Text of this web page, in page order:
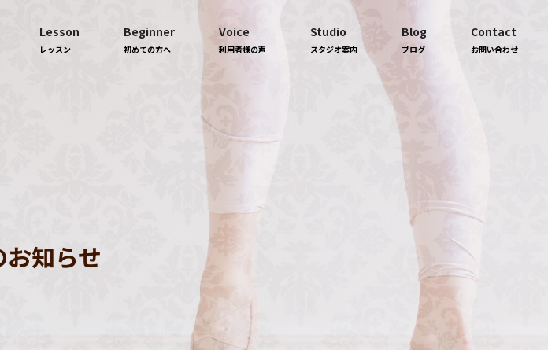
Lesson
レッスン
Beginner
初めての方へ
Voice
利用者様の声
Studio
スタジオ案内
Blog
ブログ
Contact
お問い合わせ
知らせ